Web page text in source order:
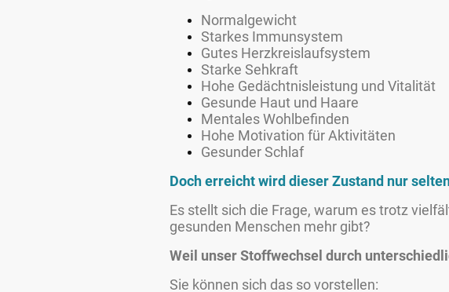
Normalgewicht
Starkes Immunsystem
Gutes Herzkreislaufsystem
Starke Sehkraft
Hohe Gedächtnisleistung und Vitalität
Gesunde Haut und Haare
Mentales Wohlbefinden
Hohe Motivation für Aktivitäten
Gesunder Schlaf
Doch erreicht wird dieser Zustand nur
Es stellt sich die Frage, warum es trotz
gesunden Menschen mehr gibt?
Weil unser Stoffwechsel durch
Sie können sich das so vorstellen: